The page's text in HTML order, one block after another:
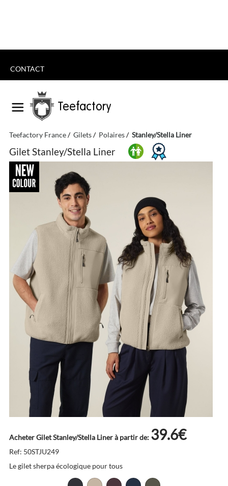
CONTACT
Teefactory
Teefactory France Gilets Polaires Stanley/Stella Liner
Gilet Stanley/Stella Liner
Acheter Gilet Stanley/Stella Liner à partir de: 39.6€
Ref: 50STJU249
Le gilet sherpa écologique pour tous